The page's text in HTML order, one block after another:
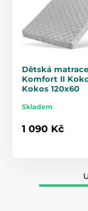
Dětská
Komfort II
Kokos 120x60
Skladem
1 090 Kč